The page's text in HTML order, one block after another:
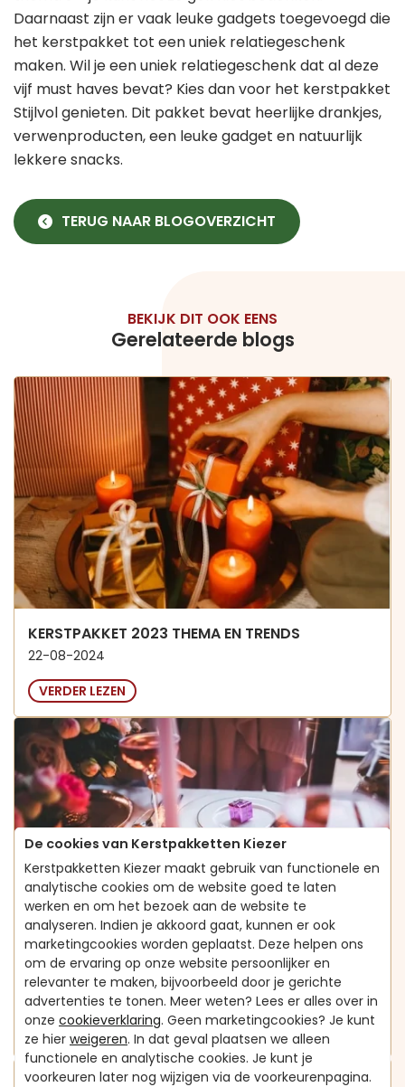
Daarnaast zijn er vaak leuke gadgets toegevoegd die
het kerstpakket tot een uniek relatiegeschenk
maken. Wil je een uniek relatiegeschenk dat al deze
vijf must haves bevat? Kies dan voor het kerstpakket
Stijlvol genieten. Dit pakket bevat heerlijke drankjes,
verwenproducten, een leuke gadget en natuurlijk
lekkere snacks.
TERUG NAAR BLOGOVERZICHT
BEKIJK DIT OOK EENS
Gerelateerde blogs
KERSTPAKKET 2023 THEMA EN TRENDS
22-08-2024
VERDER LEZEN
4 KERSTDINER TIPS VOOR EEN GESLAAGDE KERST
22-08-2024
VERDER LEZEN
De cookies van Kerstpakketten Kiezer
Kerstpakketten Kiezer maakt gebruik van functionele en
analytische cookies om de website goed te laten
werken en om het bezoek aan de website te
analyseren. Indien je akkoord gaat, kunnen er ook
marketingcookies worden geplaatst. Deze helpen ons
om de ervaring op onze website persoonlijker en
relevanter te maken, bijvoorbeeld door je gerichte
advertenties te tonen. Meer weten? Lees er alles over in
onze cookieverklaring. Geen marketingcookies? Je kunt
ze hier weigeren. In dat geval plaatsen we alleen
functionele en analytische cookies. Je kunt je
voorkeuren later nog wijzigen via de voorkeurenpagina.